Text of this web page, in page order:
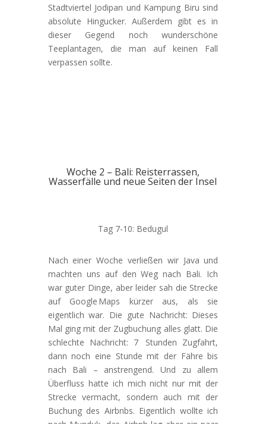
Stadtviertel Jodipan und Kampung Biru sind
absolute Hingucker. Außerdem gibt es in
dieser Gegend noch wunderschöne
Teeplantagen, die man auf keinen Fall
verpassen sollte.
Woche 2 – Bali: Reisterrassen,
Wasserfälle und neue Seiten der Insel
Tag 7-10: Bedugul
Nach einer Woche verließen wir Java und
machten uns auf den Weg nach Bali. Ich
war guter Dinge, aber leider sah die Strecke
auf Google Maps kürzer aus, als sie
eigentlich war. Die gute Nachricht: Dieses
Mal ging mit der Zugbuchung alles glatt. Die
schlechte Nachricht: 7 Stunden Zugfahrt,
dann noch eine Stunde mit der Fähre bis
nach Bali – anstrengend. Und zu allem
Überfluss hatte ich mich nicht nur mit der
Strecke vermacht, sondern auch mit der
Buchung des Airbnbs. Eigentlich wollte ich